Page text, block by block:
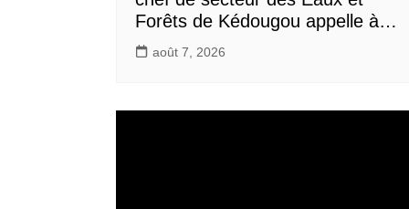
Forêts de Kédougou appelle à…
août 7, 2026